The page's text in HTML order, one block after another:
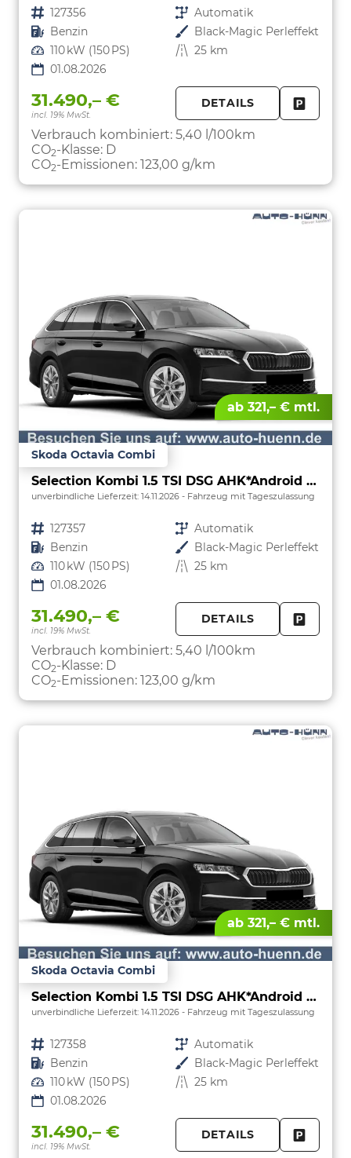
Fahrzeugnr. 127356 Getriebe Automatik
Kraftstoff Benzin Außenfarbe Black-Magic Perleffekt
Leistung 110 kW (150 PS) Kilometerstand 25 km
01.08.2026
31.490,– €
incl. 19% MwSt.
DETAILS
Verbrauch kombiniert: 5,40 l/100km
CO2-Klasse: D
CO2-Emissionen: 123,00 g/km
ab 321,– € mtl.
Skoda Octavia Combi
Selection Kombi 1.5 TSI DSG AHK*Android Auto*ACC*SHZ*E-Heck*Keyless*Kamera*2Z Klimaauto
unverbindliche Lieferzeit: 14.11.2026 Fahrzeug mit Tageszulassung
Fahrzeugnr. 127357 Getriebe Automatik
Kraftstoff Benzin Außenfarbe Black-Magic Perleffekt
Leistung 110 kW (150 PS) Kilometerstand 25 km
01.08.2026
31.490,– €
incl. 19% MwSt.
DETAILS
Verbrauch kombiniert: 5,40 l/100km
CO2-Klasse: D
CO2-Emissionen: 123,00 g/km
ab 321,– € mtl.
Skoda Octavia Combi
Selection Kombi 1.5 TSI DSG AHK*Android Auto*ACC*SHZ*E-Heck*Keyless*Kamera*2Z Klimaauto
unverbindliche Lieferzeit: 14.11.2026 Fahrzeug mit Tageszulassung
Fahrzeugnr. 127358 Getriebe Automatik
Kraftstoff Benzin Außenfarbe Black-Magic Perleffekt
Leistung 110 kW (150 PS) Kilometerstand 25 km
01.08.2026
31.490,– €
incl. 19% MwSt.
DETAILS